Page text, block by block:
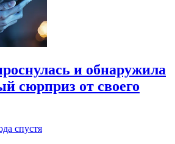
и обнаружила
сюрприз от своего
спустя